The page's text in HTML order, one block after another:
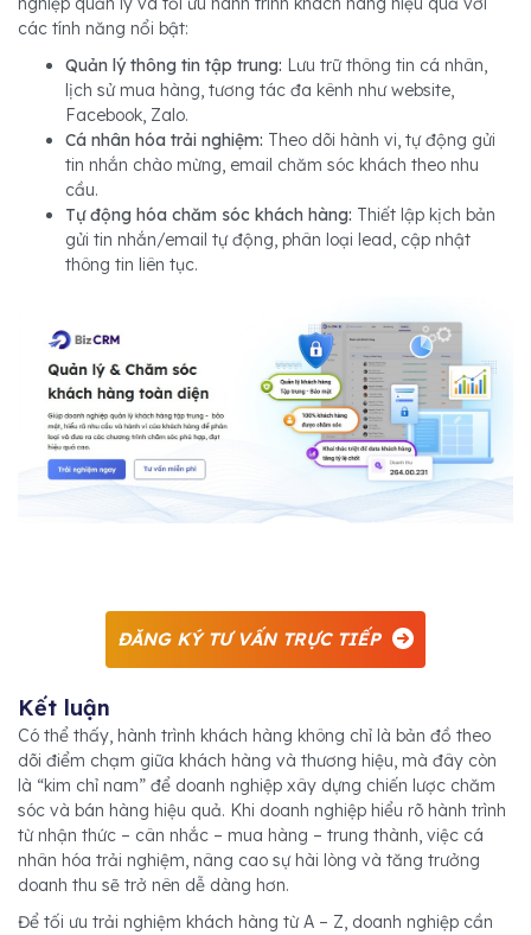
các tính năng nổi bật:
Quản lý thông tin tập trung: Lưu trữ thông tin cá nhân,
lịch sử mua hàng, tương tác đa kênh như website,
Facebook, Zalo.
Cá nhân hóa trải nghiệm: Theo dõi hành vi, tự động gửi
tin nhắn chào mừng, email chăm sóc khách theo nhu
cầu.
Tự động hóa chăm sóc khách hàng: Thiết lập kịch bản
gửi tin nhắn/email tự động, phân loại lead, cập nhật
thông tin liên tục.
ĐĂNG KÝ TƯ VẤN TRỰC TIẾP
Kết luận
Có thể thấy, hành trình khách hàng không chỉ là bản đồ theo
dõi điểm chạm giữa khách hàng và thương hiệu, mà đây còn
là “kim chỉ nam” để doanh nghiệp xây dựng chiến lược chăm
sóc và bán hàng hiệu quả. Khi doanh nghiệp hiểu rõ hành trình
từ nhận thức – cân nhắc – mua hàng – trung thành, việc cá
nhân hóa trải nghiệm, nâng cao sự hài lòng và tăng trưởng
doanh thu sẽ trở nên dễ dàng hơn.
Để tối ưu trải nghiệm khách hàng từ A – Z, doanh nghiệp cần